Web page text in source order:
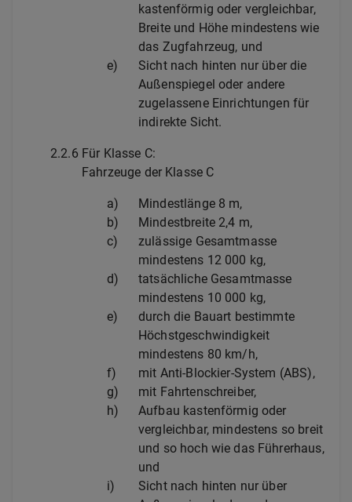
kastenförmig oder vergleichbar,
Breite und Höhe mindestens wie
das Zugfahrzeug, und
e)
Sicht nach hinten nur über die
Außenspiegel oder andere
zugelassene Einrichtungen für
indirekte Sicht.
2.2.6 Für Klasse C:
Fahrzeuge der Klasse C
a)
Mindestlänge 8 m,
b)
Mindestbreite 2,4 m,
c)
zulässige Gesamtmasse
mindestens 12 000 kg,
d)
tatsächliche Gesamtmasse
mindestens 10 000 kg,
e)
durch die Bauart bestimmte
Höchstgeschwindigkeit
mindestens 80 km/h,
f)
mit Anti-Blockier-System (ABS),
g)
mit Fahrtenschreiber,
h)
Aufbau kastenförmig oder
vergleichbar, mindestens so breit
und so hoch wie das Führerhaus,
und
i)
Sicht nach hinten nur über